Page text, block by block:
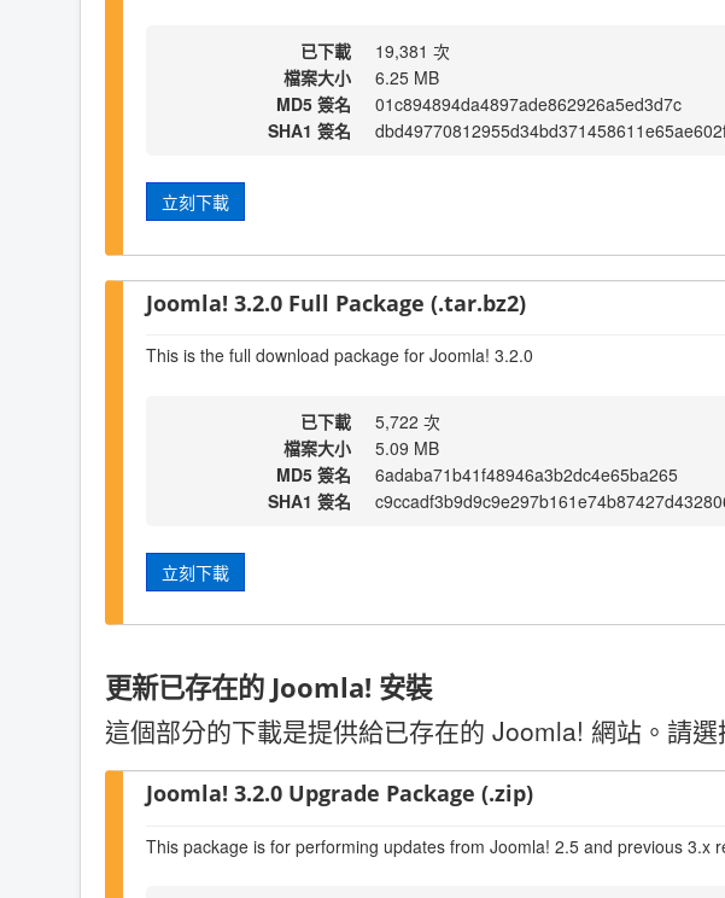
已下載
19,381 次
檔案大小
6.25 MB
MD5 簽名
01c894894da4897ade862926a5ed3d7c
SHA1 簽名
立刻下載
Joomla! 3.2.0 Full Package (.tar.bz2)
This is the full download package for Joomla! 3.2.0
已下載
5,722 次
檔案大小
5.09 MB
MD5 簽名
6adaba71b41f48946a3b2dc4e65ba265
SHA1 簽名
立刻下載
更新已存在的 Joomla! 安裝
這個部分的下載是提供給已存在的 Joomla! 網站。請選
Joomla! 3.2.0 Upgrade Package (.zip)
This package is for performing updates from Joomla! 2.5 and previous 3.x